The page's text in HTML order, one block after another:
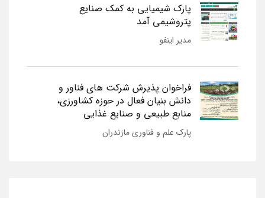
پارک شیمیایی به کمک صنایع
پتروشیمی آمد
مدیر اینفو
فراخوان پذیرش شرکت های فناور و
دانش بنیان فعال در حوزه کشاورزی،
منابع طبیعی و صنایع غذایی
پارک علم و فناوری مازندران